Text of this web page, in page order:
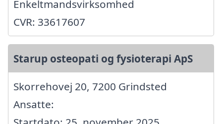
Enkeltmandsvirksomhed
CVR: 33617607
Starup osteopati og fysioterapi ApS
Skorrehovej 20, 7200 Grindsted
Ansatte: